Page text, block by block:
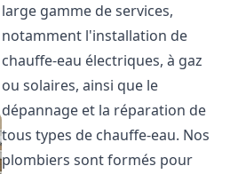
large gamme de services,
notamment l'installation de
chauffe-eau électriques, à gaz
ou solaires, ainsi que le
dépannage et la réparation de
tous types de chauffe-eau. Nos
plombiers sont formés pour